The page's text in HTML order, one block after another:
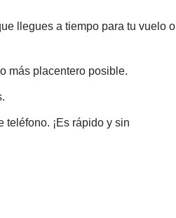
llegues a tiempo para tu vuelo o
más placentero posible.
teléfono. ¡Es rápido y sin